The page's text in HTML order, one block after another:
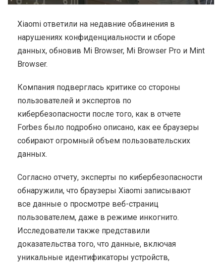
Xiaomi ответили на недавние обвинения в
нарушениях конфиденциальности и сборе
данных, обновив Mi Browser, Mi Browser Pro и Mint
Browser.
Компания подверглась критике со стороны
пользователей и экспертов по
кибербезопасности после того, как в отчете
Forbes было подробно описано, как ее браузеры
собирают огромный объем пользовательских
данных.
Согласно отчету, эксперты по кибербезопасности
обнаружили, что браузеры Xiaomi записывают
все данные о просмотре веб-страниц
пользователем, даже в режиме инкогнито.
Исследователи также представили
доказательства того, что данные, включая
уникальные идентификаторы устройств,